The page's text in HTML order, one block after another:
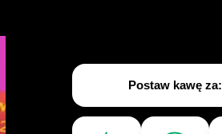
Postaw kawę za: